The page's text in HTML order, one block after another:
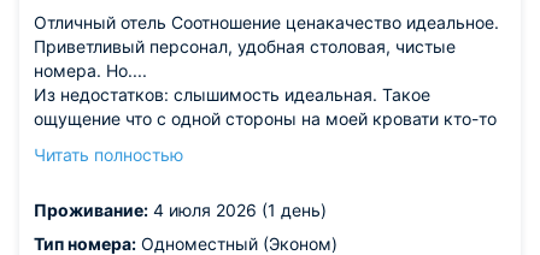
Отличный отель Соотношение ценакачество идеальное.
Приветливый персонал, удобная столовая, чистые
номера. Но....
Из недостатков: слышимость идеальная. Такое
ощущение что с одной стороны на моей кровати кто-то
разговаривали. Стены как из бумаги. На третьем этаже
для таких чувствительных как я на каждом этаже есть
коробочка с бесплатными берушами.. :-)
Читать полностью
Проживание: 4 июля 2026 (1 день)
Тип номера: Одноместный (Эконом)